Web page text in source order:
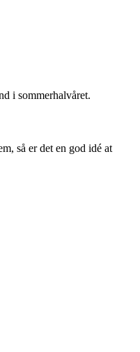
i sommerhalvåret.
så er det en god idé at